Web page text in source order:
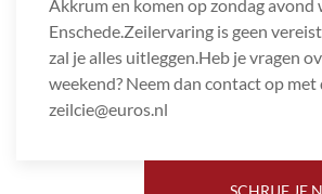
Akkrum en komen op zondag avond
Enschede.Zeilervaring is geen
zal je alles uitleggen.Heb je vragen
weekend? Neem dan contact op met
zeilcie@euros.nl